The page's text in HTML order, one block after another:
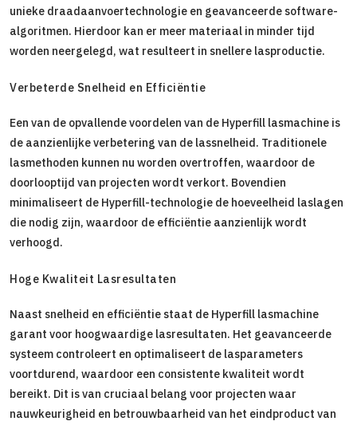
unieke draadaanvoertechnologie en geavanceerde software-
algoritmen. Hierdoor kan er meer materiaal in minder tijd
worden neergelegd, wat resulteert in snellere lasproductie.
Verbeterde Snelheid en Efficiëntie
Een van de opvallende voordelen van de Hyperfill lasmachine is
de aanzienlijke verbetering van de lassnelheid. Traditionele
lasmethoden kunnen nu worden overtroffen, waardoor de
doorlooptijd van projecten wordt verkort. Bovendien
minimaliseert de Hyperfill-technologie de hoeveelheid laslagen
die nodig zijn, waardoor de efficiëntie aanzienlijk wordt
verhoogd.
Hoge Kwaliteit Lasresultaten
Naast snelheid en efficiëntie staat de Hyperfill lasmachine
garant voor hoogwaardige lasresultaten. Het geavanceerde
systeem controleert en optimaliseert de lasparameters
voortdurend, waardoor een consistente kwaliteit wordt
bereikt. Dit is van cruciaal belang voor projecten waar
nauwkeurigheid en betrouwbaarheid van het eindproduct van